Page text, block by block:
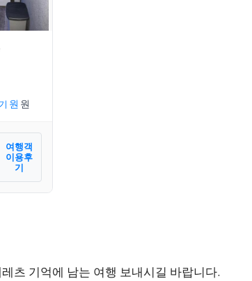
여행객
이용후
기
츠 기억에 남는 여행 보내시길 바랍니다.